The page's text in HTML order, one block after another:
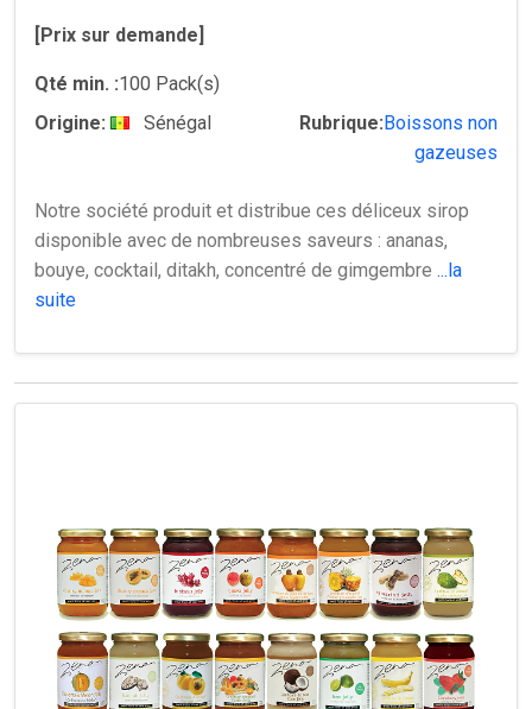
[Prix sur demande]
Qté min. :100 Pack(s)
Origine:
Sénégal Rubrique:Boissons non
gazeuses
Notre société produit et distribue ces déliceux sirop
disponible avec de nombreuses saveurs : ananas,
bouye, cocktail, ditakh, concentré de gimgembre ...la
suite